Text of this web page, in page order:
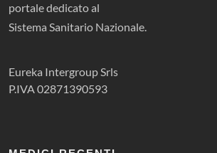
portale dedicato al
Sistema Sanitario Nazionale.
Eureka Intergroup Srls
P.IVA 02871390593